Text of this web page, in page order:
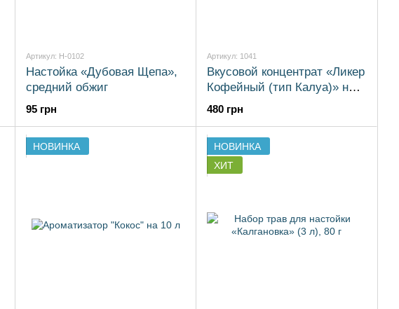
Артикул: H-0102
Настойка «Дубовая Щепа»,
средний обжиг
95 грн
Артикул: 1041
Вкусовой концентрат «Ликер
Кофейный (тип Калуа)» на
100 л
480 грн
НОВИНКА
НОВИНКА
ХИТ